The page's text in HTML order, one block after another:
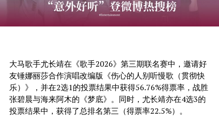
大马歌手尤长靖在《歌手2026》第三期联名赛中，邀请好
友锤娜丽莎合作演唱改编版《伤心的人别听慢歌（贯彻快
乐）》，并在2选1的投票结果中获得56.76%得票率，战胜
张碧晨与海来阿木的《梦底》。同时，尤长靖亦在4选3的
投票结果中，获得了总排名第三（得票率22.5%）。